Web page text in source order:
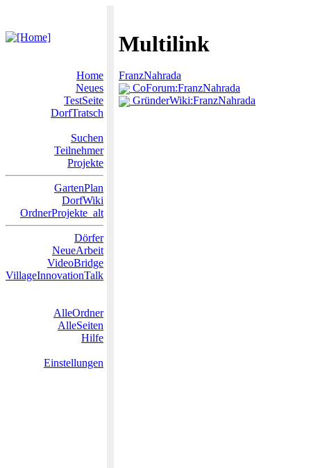
Multilink
Home
Neues
TestSeite
DorfTratsch
Suchen
Teilnehmer
Projekte
GartenPlan
DorfWiki
OrdnerProjekte_alt
Dörfer
NeueArbeit
VideoBridge
VillageInnovationTalk
AlleOrdner
AlleSeiten
Hilfe
Einstellungen
FranzNahrada
CoForum:FranzNahrada
GründerWiki:FranzNahrada